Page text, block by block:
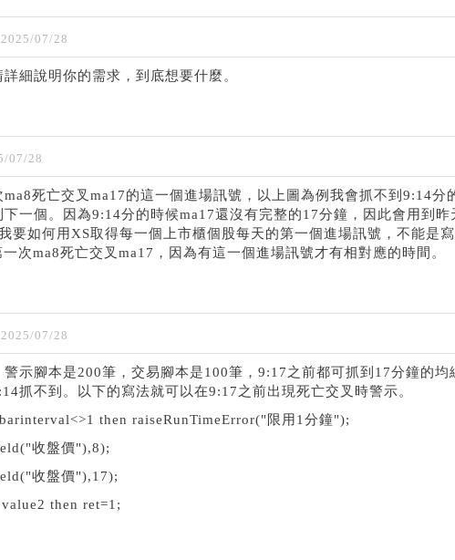
2025/07/28
細說明你的需求，到底想要什麼。
07/28
死亡交叉ma17的這一個進場訊號，以上圖為例我會抓不到9:14分
一個。因為9:14分的時候ma17還沒有完整的17分鐘，因此會用到昨
要如何用XS取得每一個上市櫃個股每天的第一個進場訊號，不能是
次ma8死亡交叉ma17，因為有這一個進場訊號才有相對應的時間。
2025/07/28
示腳本是200筆，交易腳本是100筆，9:17之前都可抓到17分鐘的均
抓不到。以下的寫法就可以在9:17之前出現死亡交叉時警示。
then raiseRunTimeError("限用1分鐘");
收盤價"),8);
收盤價"),17);
then ret=1;